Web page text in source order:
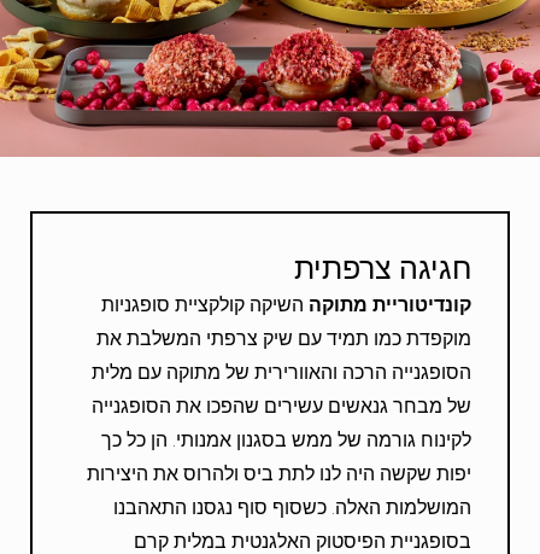
חגיגה צרפתית
קונדיטוריית מתוקה השיקה קולקציית סופגניות
מוקפדת כמו תמיד עם שיק צרפתי המשלבת את
הסופגנייה הרכה והאוורירית של מתוקה עם מלית
של מבחר גנאשים עשירים שהפכו את הסופגנייה
לקינוח גורמה של ממש בסגנון אמנותי. הן כל כך
יפות שקשה היה לנו לתת ביס ולהרוס את היצירות
המושלמות האלה. כשסוף סוף נגסנו התאהבנו
בסופגניית הפיסטוק האלגנטית במלית קרם